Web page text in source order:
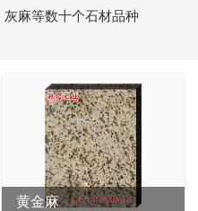
麻等数十个石材品种
黄金麻